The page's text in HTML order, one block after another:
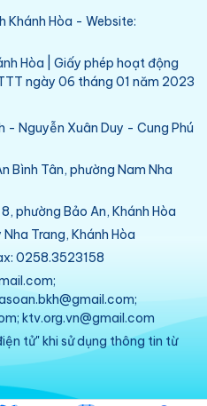
Khánh Hòa - Website:
Hòa | Giấy phép hoạt động
ngày 06 tháng 01 năm 2023
- Nguyễn Xuân Duy - Cung Phú
Bình Tân, phường Nam Nha
phường Bảo An, Khánh Hòa
Trang, Khánh Hòa
0258.3523158
ktv.org.vn@gmail.com
tử" khi sử dụng thông tin từ